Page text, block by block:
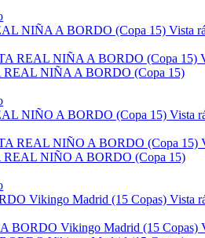
Vista
NIÑA A BORDO (Copa 15)
Vista
NIÑO A BORDO (Copa 15)
Vista